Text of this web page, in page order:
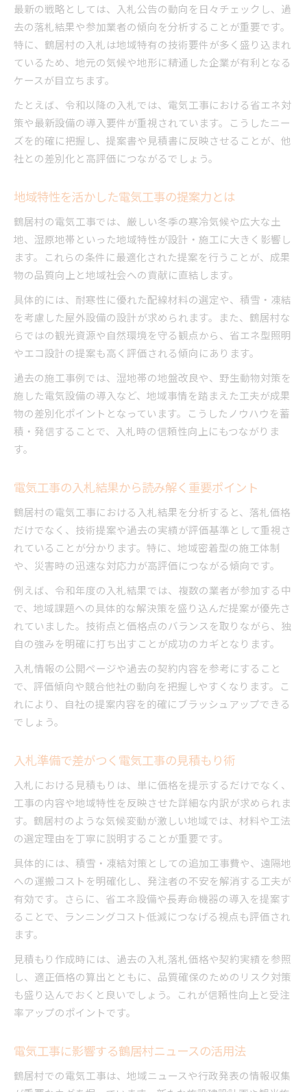
観光地活性化に貢献する電気工事の強み
公共入札に求められる電気工事の品質基準
公共入札で重視される電気工事の評価項目
電気工事の品質管理が信頼獲得の決め手
電気工事成果物の品質評価と現場改善策
コストと品質を両立する電気工事の工夫
現場目線で見る鶴居村の電気工事事例集
施工事例から学ぶ電気工事の課題と対策
地域ならではの要望に応える電気工事事例
現場の工夫で安全性を高める電気工事の流れ
電気工事成果物で見る現実的な改善策とは
コストと品質を両立する秘訣を徹底解説
電気工事でコスト削減を実現する工夫とは
品質を落とさず電気工事費を抑える方法
電気工事の見積もりで意識すべき観点
成果物の質を維持するコスト管理術
電気工事コスト最適化の実践ポイント
最新の戦略としては、入札公告の動向を日々チェックし、過
去の落札結果や参加業者の傾向を分析することが重要です。
特に、鶴居村の入札は地域特有の技術要件が多く盛り込まれ
ているため、地元の気候や地形に精通した企業が有利となる
ケースが目立ちます。
たとえば、令和以降の入札では、電気工事における省エネ対
策や最新設備の導入要件が重視されています。こうしたニー
ズを的確に把握し、提案書や見積書に反映させることが、他
社との差別化と高評価につながるでしょう。
地域特性を活かした電気工事の提案力とは
鶴居村の電気工事では、厳しい冬季の寒冷気候や広大な土
地、湿原地帯といった地域特性が設計・施工に大きく影響し
ます。これらの条件に最適化された提案を行うことが、成果
物の品質向上と地域社会への貢献に直結します。
具体的には、耐寒性に優れた配線材料の選定や、積雪・凍結
を考慮した屋外設備の設計が求められます。また、鶴居村な
らではの観光資源や自然環境を守る観点から、省エネ型照明
やエコ設計の提案も高く評価される傾向にあります。
過去の施工事例では、湿地帯の地盤改良や、野生動物対策を
施した電気設備の導入など、地域事情を踏まえた工夫が成果
物の差別化ポイントとなっています。こうしたノウハウを蓄
積・発信することで、入札時の信頼性向上にもつながりま
す。
電気工事の入札結果から読み解く重要ポイント
鶴居村の電気工事における入札結果を分析すると、落札価格
だけでなく、技術提案や過去の実績が評価基準として重視さ
れていることが分かります。特に、地域密着型の施工体制
や、災害時の迅速な対応力が高評価につながる傾向です。
例えば、令和年度の入札結果では、複数の業者が参加する中
で、地域課題への具体的な解決策を盛り込んだ提案が優先さ
れていました。技術点と価格点のバランスを取りながら、独
自の強みを明確に打ち出すことが成功のカギとなります。
入札情報の公開ページや過去の契約内容を参考にすること
で、評価傾向や競合他社の動向を把握しやすくなります。こ
れにより、自社の提案内容を的確にブラッシュアップできる
でしょう。
入札準備で差がつく電気工事の見積もり術
入札における見積もりは、単に価格を提示するだけでなく、
工事の内容や地域特性を反映させた詳細な内訳が求められま
す。鶴居村のような気候変動が激しい地域では、材料や工法
の選定理由を丁寧に説明することが重要です。
具体的には、積雪・凍結対策としての追加工事費や、遠隔地
への運搬コストを明確化し、発注者の不安を解消する工夫が
有効です。さらに、省エネ設備や長寿命機器の導入を提案す
ることで、ランニングコスト低減につなげる視点も評価され
ます。
見積もり作成時には、過去の入札落札価格や契約実績を参照
し、適正価格の算出とともに、品質確保のためのリスク対策
も盛り込んでおくと良いでしょう。これが信頼性向上と受注
率アップのポイントです。
電気工事に影響する鶴居村ニュースの活用法
鶴居村での電気工事は、地域ニュースや行政発表の情報収集